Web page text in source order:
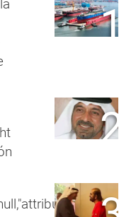
1
2